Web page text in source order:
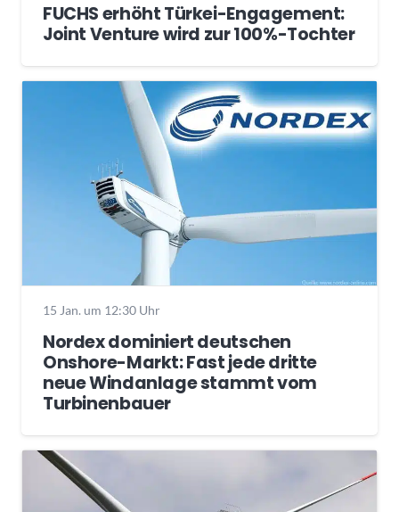
FUCHS erhöht Türkei-Engagement:
Joint Venture wird zur 100%-Tochter
15 Jan. um 12:30 Uhr
Nordex dominiert deutschen
Onshore-Markt: Fast jede dritte
neue Windanlage stammt vom
Turbinenbauer